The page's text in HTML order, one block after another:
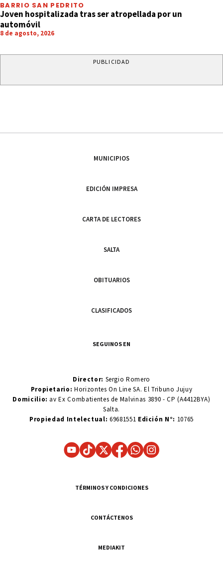
BARRIO SAN PEDRITO
Joven hospitalizada tras ser atropellada por un
automóvil
8 de agosto, 2026
PUBLICIDAD
MUNICIPIOS
EDICIÓN IMPRESA
CARTA DE LECTORES
SALTA
OBITUARIOS
CLASIFICADOS
SEGUINOS EN
Director: Sergio Romero
Propietario:Horizontes On Line SA. El Tribuno Jujuy
Domicilio: av Ex Combatientes de Malvinas 3890 - CP (A4412BYA)
Salta.
Propiedad Intelectual: 69681551 Edición N°: 10765
TÉRMINOS Y CONDICIONES
CONTÁCTENOS
MEDIAKIT